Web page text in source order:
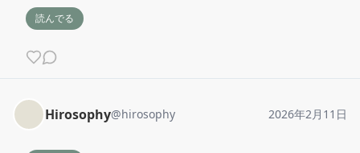
読んでる
Hirosophy@hirosophy 2026年2月11日